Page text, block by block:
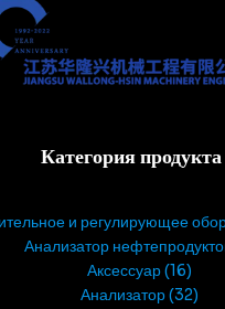
Категория продукта
и регулирующее
Анализатор
Аксессуар 16
Анализатор 32